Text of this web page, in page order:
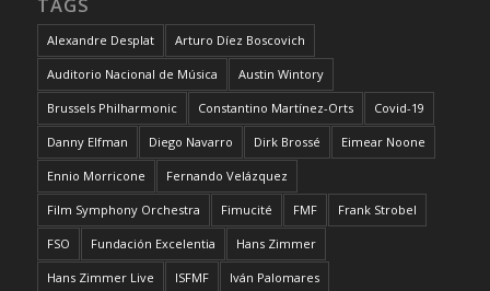
Alexandre Desplat Arturo Díez Boscovich
Auditorio Nacional de Música Austin Wintory
Brussels Philharmonic Constantino Martínez-Orts Covid-19
Danny Elfman Diego Navarro Dirk Brossé Eimear Noone
Ennio Morricone Fernando Velázquez
Film Symphony Orchestra Fimucité FMF Frank Strobel
FSO Fundación Excelentia Hans Zimmer
Hans Zimmer Live ISFMF Iván Palomares